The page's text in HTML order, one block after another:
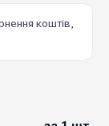
коштів,